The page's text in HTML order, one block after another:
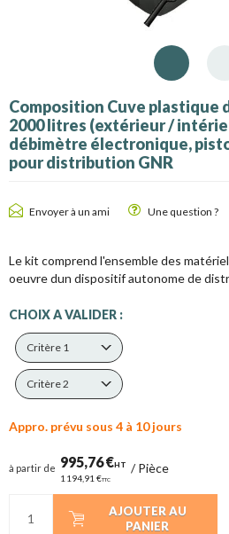
Composition Cuve plastique
2000 litres (extérieur /
débimètre électronique,
pour distribution GNR
Envoyer à un ami Une question ?
Le kit comprend l'ensemble des
oeuvre dun dispositif autonome de
CHOIX A VALIDER :
Critère 1
Critère 2
Appro. prévu sous 4 à 10 jours
à partir de 995,76 €HT
1 194,91 €TTC
/Pièce
AJOUTER AU
PANIER